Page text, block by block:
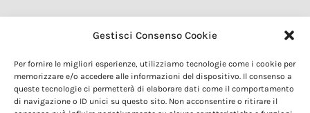
Gestisci Consenso Cookie
Per fornire le migliori esperienze, utilizziamo tecnologie come i cookie per
memorizzare e/o accedere alle informazioni del dispositivo. Il consenso a
queste tecnologie ci permetterà di elaborare dati come il comportamento
di navigazione o ID unici su questo sito. Non acconsentire o ritirare il
Glossario DOP IGP
Marchi DOP IGP
Normativa prodotti DOP IGP
Consorzi di Tutela